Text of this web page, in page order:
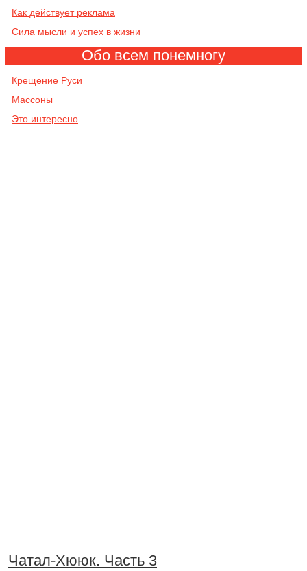
Как действует реклама
Сила мысли и успех в жизни
Обо всем понемногу
Крещение Руси
Массоны
Это интересно
Чатал-Хююк. Часть 3